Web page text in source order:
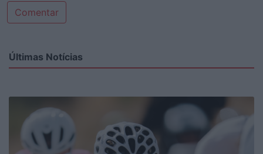
Comentar
Últimas Notícias